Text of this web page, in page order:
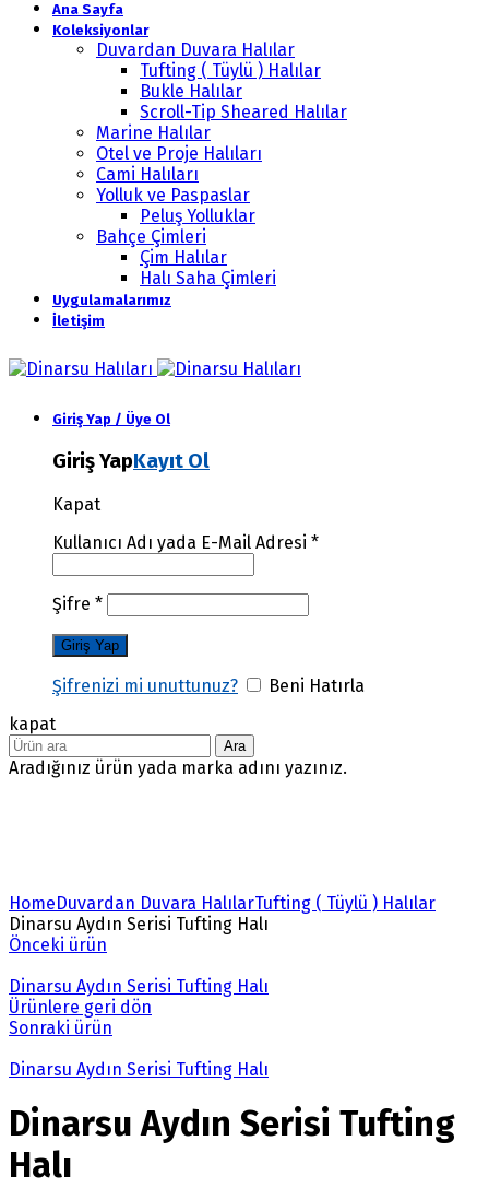
Ana Sayfa
Koleksiyonlar
Duvardan Duvara Halılar
Tufting ( Tüylü ) Halılar
Bukle Halılar
Scroll-Tip Sheared Halılar
Marine Halılar
Otel ve Proje Halıları
Cami Halıları
Yolluk ve Paspaslar
Peluş Yolluklar
Bahçe Çimleri
Çim Halılar
Halı Saha Çimleri
Uygulamalarımız
İletişim
Giriş Yap / Üye Ol
Giriş YapKayıt Ol
Kapat
Kullanıcı Adı yada E-Mail Adresi *
Şifre *
Şifrenizi mi unuttunuz?
Beni Hatırla
kapat
Ara
Aradığınız ürün yada marka adını yazınız.
HomeDuvardan Duvara HalılarTufting ( Tüylü ) Halılar
Dinarsu Aydın Serisi Tufting Halı
Önceki ürün
Dinarsu Aydın Serisi Tufting Halı
Ürünlere geri dön
Sonraki ürün
Dinarsu Aydın Serisi Tufting Halı
Dinarsu Aydın Serisi Tufting
Halı